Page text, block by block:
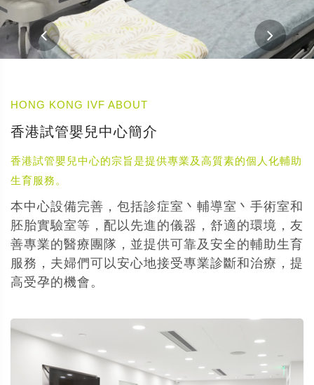
HONG KONG IVF ABOUT
香港試管嬰兒中心簡介
香港試管嬰兒中心的宗旨是提供專業及高質素的個人化輔助
生育服務。
本中心設備完善，包括診症室丶輔導室丶手術室和
胚胎實驗室等，配以先進的儀器，舒適的環境，友
善專業的醫療團隊，並提供可靠及安全的輔助生育
服務，夫婦們可以安心地接受專業診斷和治療，提
高受孕的機會。